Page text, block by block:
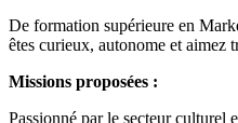
De formation supérieure en
êtes curieux, autonome et aimez
Missions proposées :
Passionné par le secteur culturel